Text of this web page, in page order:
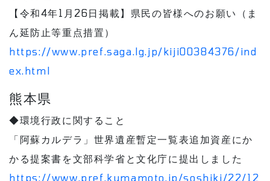
【令和4年1月26日掲載】県民の皆様へのお願い（ま
ん延防止等重点措置）
https://www.pref.saga.lg.jp/kiji00384376/ind
ex.html
熊本県
◆環境行政に関すること
「阿蘇カルデラ」世界遺産暫定一覧表追加資産にか
かる提案書を文部科学省と文化庁に提出しました
https://www.pref.kumamoto.jp/soshiki/22/12